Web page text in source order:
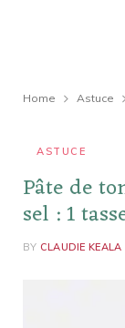
Home Astuce
ASTUCE
Pâte de
sel : 1
BY CLAUDIE KEALA